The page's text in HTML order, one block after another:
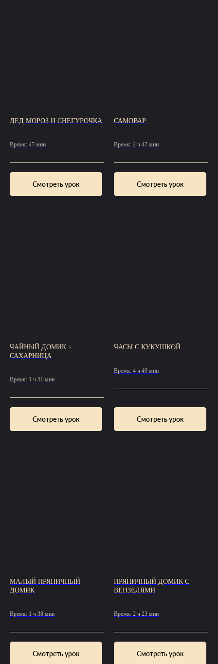
ДЕД МОРОЗ И СНЕГУРОЧКА
Время: 47 мин
Смотреть урок
САМОВАР
Время: 2 ч 47 мин
Смотреть урок
ЧАЙНЫЙ ДОМИК +
САХАРНИЦА
Время: 1 ч 51 мин
Смотреть урок
ЧАСЫ С КУКУШКОЙ
Время: 4 ч 49 мин
Смотреть урок
МАЛЫЙ ПРЯНИЧНЫЙ
ДОМИК
Время: 1 ч 38 мин
Смотреть урок
ПРЯНИЧНЫЙ ДОМИК С
ВЕНЗЕЛЯМИ
Время: 2 ч 23 мин
Смотреть урок